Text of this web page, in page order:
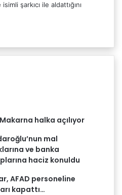
şarkıcı ile aldattığını
halka açılıyor
mal
ve banka
haciz konuldu
AFAD personeline
kapattı…